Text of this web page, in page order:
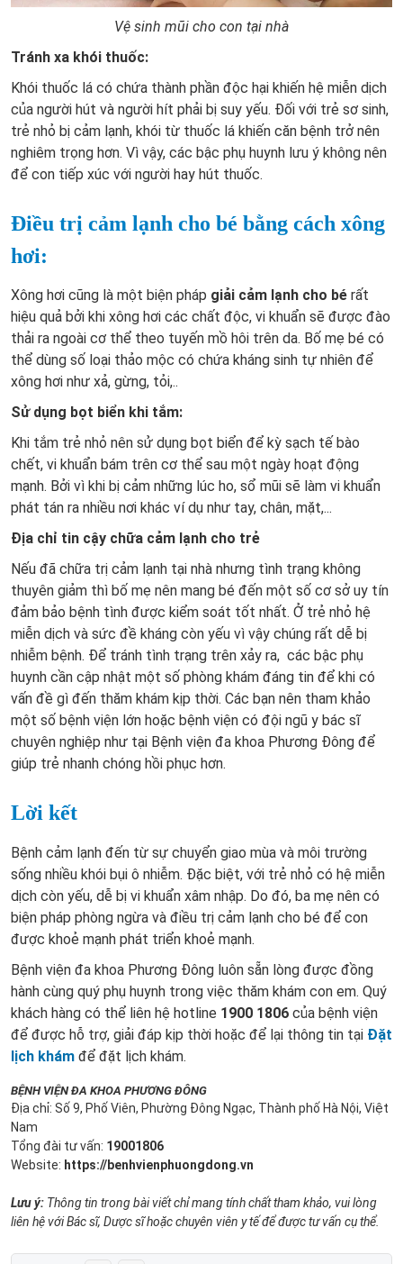
Vệ sinh mũi cho con tại nhà
Tránh xa khói thuốc:
Khói thuốc lá có chứa thành phần độc hại khiến hệ miễn dịch
của người hút và người hít phải bị suy yếu. Đối với trẻ sơ sinh,
trẻ nhỏ bị cảm lạnh, khói từ thuốc lá khiến căn bệnh trở nên
nghiêm trọng hơn. Vì vậy, các bậc phụ huynh lưu ý không nên
để con tiếp xúc với người hay hút thuốc.
Điều trị cảm lạnh cho bé bằng cách xông
hơi:
Xông hơi cũng là một biện pháp giải cảm lạnh cho bé rất
hiệu quả bởi khi xông hơi các chất độc, vi khuẩn sẽ được đào
thải ra ngoài cơ thể theo tuyến mồ hôi trên da. Bố mẹ bé có
thể dùng số loại thảo mộc có chứa kháng sinh tự nhiên để
xông hơi như xả, gừng, tỏi,..
Sử dụng bọt biển khi tắm:
Khi tắm trẻ nhỏ nên sử dụng bọt biển để kỳ sạch tế bào
chết, vi khuẩn bám trên cơ thể sau một ngày hoạt động
mạnh. Bởi vì khi bị cảm những lúc ho, sổ mũi sẽ làm vi khuẩn
phát tán ra nhiều nơi khác ví dụ như tay, chân, mặt,...
Địa chỉ tin cậy chữa cảm lạnh cho trẻ
Nếu đã chữa trị cảm lạnh tại nhà nhưng tình trạng không
thuyên giảm thì bố mẹ nên mang bé đến một số cơ sở uy tín
đảm bảo bệnh tình được kiểm soát tốt nhất. Ở trẻ nhỏ hệ
miễn dịch và sức đề kháng còn yếu vì vậy chúng rất dễ bị
nhiễm bệnh. Để tránh tình trạng trên xảy ra, các bậc phụ
huynh cần cập nhật một số phòng khám đáng tin để khi có
vấn đề gì đến thăm khám kịp thời. Các bạn nên tham khảo
một số bệnh viện lớn hoặc bệnh viện có đội ngũ y bác sĩ
chuyên nghiệp như tại Bệnh viện đa khoa Phương Đông để
giúp trẻ nhanh chóng hồi phục hơn.
Lời kết
Bệnh cảm lạnh đến từ sự chuyển giao mùa và môi trường
sống nhiều khói bụi ô nhiễm. Đặc biệt, với trẻ nhỏ có hệ miễn
dịch còn yếu, dễ bị vi khuẩn xâm nhập. Do đó, ba mẹ nên có
biện pháp phòng ngừa và điều trị cảm lạnh cho bé để con
được khoẻ mạnh phát triển khoẻ mạnh.
Bệnh viện đa khoa Phương Đông luôn sẵn lòng được đồng
hành cùng quý phụ huynh trong việc thăm khám con em. Quý
khách hàng có thể liên hệ hotline 1900 1806 của bệnh viện
để được hỗ trợ, giải đáp kịp thời hoặc để lại thông tin tại Đặt
lịch khám để đặt lịch khám.
BỆNH VIỆN ĐA KHOA PHƯƠNG ĐÔNG
Địa chỉ: Số 9, Phố Viên, Phường Đông Ngạc, Thành phố Hà Nội, Việt
Nam
Tổng đài tư vấn: 19001806
Website: https://benhvienphuongdong.vn
Lưu ý: Thông tin trong bài viết chỉ mang tính chất tham khảo, vui lòng
liên hệ với Bác sĩ, Dược sĩ hoặc chuyên viên y tế để được tư vấn cụ thể.